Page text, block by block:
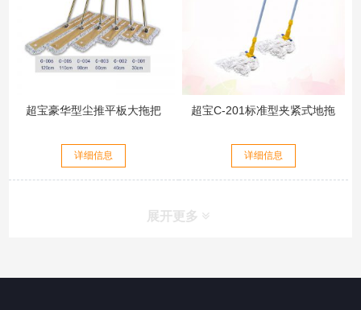
超宝豪华型尘推平板大拖把
详细信息
超宝C-201标准型夹紧式地拖
详细信息
展开更多